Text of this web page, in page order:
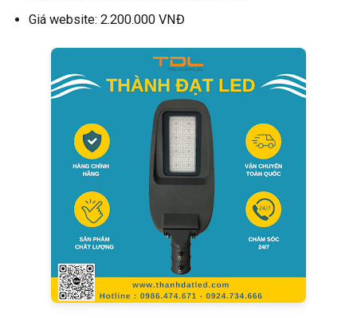
Giá website: 2.200.000 VNĐ